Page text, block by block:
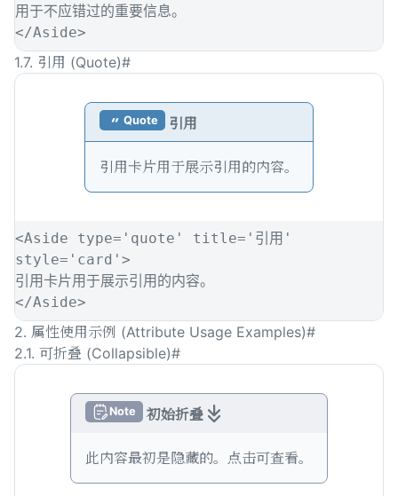
用于不应错过的重要信息。
</Aside>
1.7. 引用 (Quote)#
Quote 引用
引用卡片用于展示引用的内容。
<Aside type= ' quote ' title= ' 引用 '
style= ' card ' >
引用卡片用于展示引用的内容。
</Aside>
2. 属性使用示例 (Attribute Usage Examples)#
2.1. 可折叠 (Collapsible)#
Note 初始折叠
此内容最初是隐藏的。点击可查看。